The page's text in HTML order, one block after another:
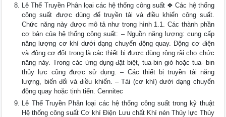
Lê Thể Truyền Phân lọai các hệ thống công suất ❖ Các hệ thống
công suất được dùng để truyền tải và điều khiển công suất.
Chức năng này được mô tả như trong hình 1.1. Các thành phần
cơ bản của hệ thống công suất: – Nguồn năng lượng: cung cấp
năng lượng cơ khí dưới dạng chuyển động quay. Động cơ điện
và động cơ đốt trong là các thiết bị được dùng rộng rãi cho chức
năng này. Trong các ứng dụng đặt biệt, tua-bin gió hoặc tua- bin
thủy lực cũng được sử dụng. – Các thiết bị truyền tải năng
lượng, biến đổi và điều khiển. – Tải (cơ khí) dưới dạng chuyển
động quay hoặc tịnh tiến. Cennitec
Lê Thể Truyền Phân loại các hệ thống công suất trong kỹ thuật
Hệ thống công suất Cơ khí Điện Lưu chất Khí nén Thủy lực Thủy